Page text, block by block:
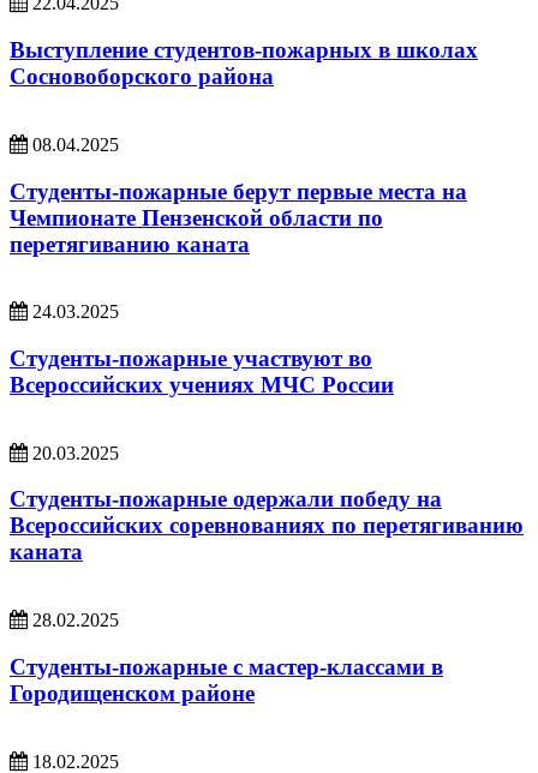
Выступление студентов-пожарных в школах
Сосновоборского района
08.04.2025
Студенты-пожарные берут первые места на
Чемпионате Пензенской области по
перетягиванию каната
24.03.2025
Студенты-пожарные участвуют во
Всероссийских учениях МЧС России
20.03.2025
Студенты-пожарные одержали победу на
Всероссийских соревнованиях по перетягиванию
каната
28.02.2025
Студенты-пожарные с мастер-классами в
Городищенском районе
18.02.2025